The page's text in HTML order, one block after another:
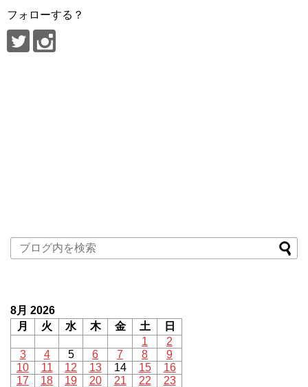
フォローする？
8月 2026
月
火 水 木 金 土
日
1
2
3
4 5 6 7 8
9
10
11 12 13 14 15
16
17
18 19 20 21 22
23